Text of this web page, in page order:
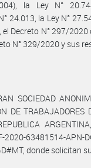
la Ley N°
24.013, la Ley N°
el Decreto N° 297/
N° 329/2020 y sus
SOCIEDAD
DE TRABAJADORES
63481514-APN-
donde solicitan